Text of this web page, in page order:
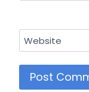
Website